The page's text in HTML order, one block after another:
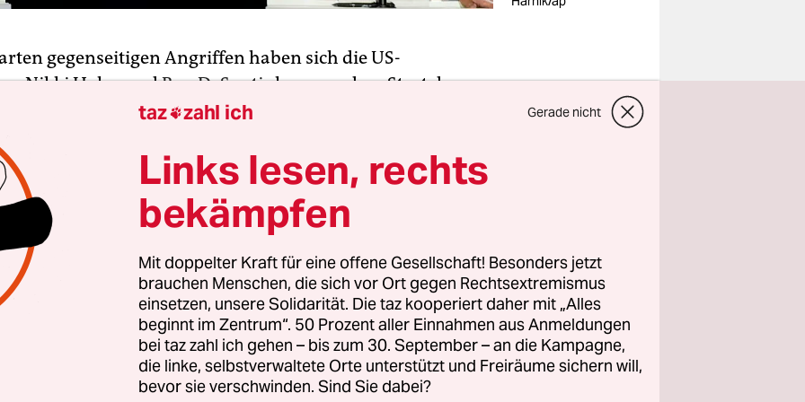
gegenseitigen Angriffen haben sich die US-
Nikki Haley undRon DeSantiskurz vor dem Start der
in Szene gesetzt, um den parteiinternen
Donald Trump einzuholen. Bei einer Fernsehdebatte der
Präsidentschaftsanwärter standen Haley und
Mittwochabend im Bundesstaat Iowa erstmals nur zu
Bühne und lieferten sich ein Duell.
Stunden vorher war der frühere republikanische
von New Jersey,Chris Christie, aus dem Vorwahl-Rennen
– angesichts mauer Umfragewerte. Der 61-Jährige hatte
vergangenen Wochen als einziger republikanischer
mit harter Kritik an Trump hervorgetan.
warf er seinen Mitstreitern erneut vor, sie seien zu feige,
taz zahl ich Gerade nicht
Links lesen, rechts
bekämpfen
Mit doppelter Kraft für eine offene Gesellschaft! Besonders jetzt
brauchen Menschen, die sich vor Ort gegen Rechtsextremismus
einsetzen, unsere Solidarität. Die taz kooperiert daher mit „Alles
beginnt im Zentrum“. 50 Prozent aller Einnahmen aus Anmeldungen
bei taz zahl ich gehen – bis zum 30. September – an die Kampagne,
die linke, selbstverwaltete Orte unterstützt und Freiräume sichern will,
bevor sie verschwinden. Sind Sie dabei?